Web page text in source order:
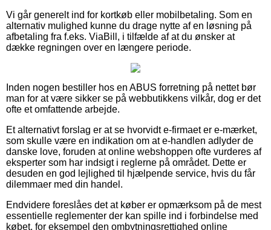
Vi går generelt ind for kortkøb eller mobilbetaling. Som en
alternativ mulighed kunne du drage nytte af en løsning på
afbetaling fra f.eks. ViaBill, i tilfælde af at du ønsker at
dække regningen over en længere periode.
Inden nogen bestiller hos en ABUS forretning på nettet bør
man for at være sikker se på webbutikkens vilkår, dog er det
ofte et omfattende arbejde.
Et alternativt forslag er at se hvorvidt e-firmaet er e-mærket,
som skulle være en indikation om at e-handlen adlyder de
danske love, foruden at online webshoppen ofte vurderes af
eksperter som har indsigt i reglerne på området. Dette er
desuden en god lejlighed til hjælpende service, hvis du får
dilemmaer med din handel.
Endvidere foreslåes det at køber er opmærksom på de mest
essentielle reglementer der kan spille ind i forbindelse med
købet, for eksempel den ombytningsrettighed online